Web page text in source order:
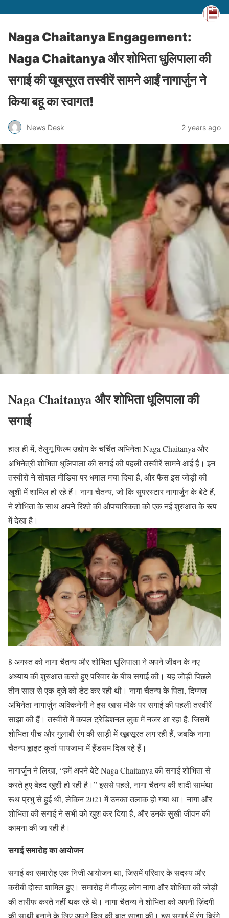
Naga Chaitanya Engagement:
Naga Chaitanya और शोभिता धुलिपाला की
सगाई की खूबसूरत तस्वीरें सामने आईं नागार्जुन ने
किया बहू का स्वागत!
News Desk 2 years ago
Naga Chaitanya और शोभिता धूलिपाला की
सगाई
हाल ही में, तेलुगू फिल्म उद्योग के चर्चित अभिनेता Naga Chaitanya और
अभिनेत्री शोभिता धुलिपाला की सगाई की पहली तस्वीरें सामने आई हैं। इन
तस्वीरों ने सोशल मीडिया पर धमाल मचा दिया है, और फैंस इस जोड़ी की
खुशी में शामिल हो रहे हैं। नागा चैतन्य, जो कि सुपरस्टार नागार्जुन के बेटे हैं,
ने शोभिता के साथ अपने रिश्ते की औपचारिकता को एक नई शुरुआत के रूप
में देखा है।
8 अगस्त को नागा चैतन्य और शोभिता धुलिपाला ने अपने जीवन के नए
अध्याय की शुरुआत करते हुए परिवार के बीच सगाई की। यह जोड़ी पिछले
तीन साल से एक-दूजे को डेट कर रही थी। नागा चैतन्य के पिता, दिग्गज
अभिनेता नागार्जुन अक्किनेनी ने इस खास मौके पर सगाई की पहली तस्वीरें
साझा की हैं। तस्वीरों में कपल ट्रेडिशनल लुक में नजर आ रहा है, जिसमें
शोभिता पीच और गुलाबी रंग की साड़ी में खूबसूरत लग रही हैं, जबकि नागा
चैतन्य ह्वाइट कुर्ता-पायजामा में हैंडसम दिख रहे हैं।
नागार्जुन ने लिखा, “हमें अपने बेटे Naga Chaitanya की सगाई शोभिता से
करते हुए बेहद खुशी हो रही है।” इससे पहले, नागा चैतन्य की शादी सामंथा
रूथ प्रभु से हुई थी, लेकिन 2021 में उनका तलाक हो गया था। नागा और
शोभिता की सगाई ने सभी को खुश कर दिया है, और उनके सुखी जीवन की
कामना की जा रही है।
सगाई समारोह का आयोजन
सगाई का समारोह एक निजी आयोजन था, जिसमें परिवार के सदस्य और
करीबी दोस्त शामिल हुए। समारोह में मौजूद लोग नागा और शोभिता की जोड़ी
की तारीफ करते नहीं थक रहे थे। नागा चैतन्य ने शोभिता को अपनी ज़िंदगी
की साथी बनाने के लिए अपने दिल की बात साझा की। इस सगाई में रंग-बिरंगे